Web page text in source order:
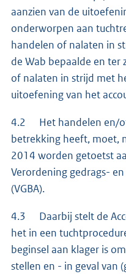
aanzien van de
onderworpen aan
handelen of nalaten in
de Wab bepaalde en ter
of nalaten in strijd met
uitoefening van het
4.2 Het handelen en/
betrekking heeft, moet,
2014 worden getoetst
Verordening gedrags-
(VGBA).
4.3 Daarbij stelt de
het in een
beginsel aan klager is
stellen en - in geval van